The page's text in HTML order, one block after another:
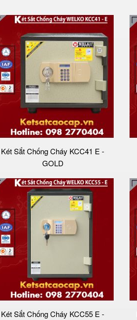
Két Sắt Chống Cháy KCC41 E -
GOLD
Két Sắt Chống Cháy KCC55 E -